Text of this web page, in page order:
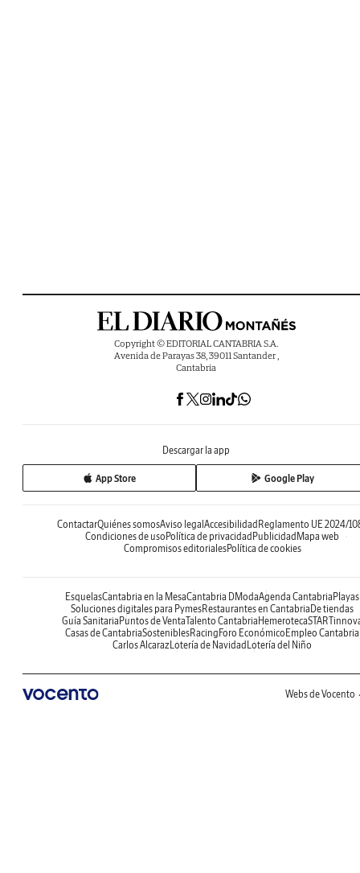
Copyright © EDITORIAL CANTABRIA S.A.
Avenida de Parayas 38, 39011 Santander ,
Cantabria
Descargar la app
App Store Google Play
ContactarQuiénes somosAviso legal Accesibilidad Reglamento UE 2024/
Condiciones de uso Política de privacidad Publicidad Mapa web
Compromisos editorialesPolítica de cookies
EsquelasCantabria en la MesaCantabria DModaAgenda Cantabria Playas
Soluciones digitales para PymesRestaurantes en Cantabria De tiendas
Guía Sanitaria Puntos de VentaTalento Cantabria Hemeroteca
Casas de CantabriaSosteniblesRacing Foro Económico Empleo Cantabria
Carlos AlcarazLotería de Navidad Lotería del Niño
Webs de Vocento